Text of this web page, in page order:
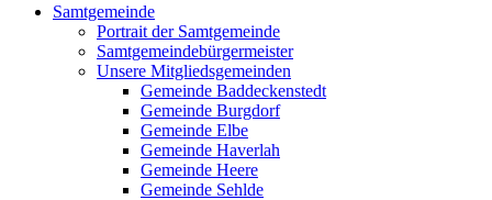
Samtgemeinde
Portrait der Samtgemeinde
Samtgemeindebürgermeister
Unsere Mitgliedsgemeinden
Gemeinde Baddeckenstedt
Gemeinde Burgdorf
Gemeinde Elbe
Gemeinde Haverlah
Gemeinde Heere
Gemeinde Sehlde